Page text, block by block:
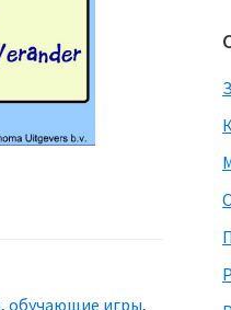
, обучающие игры,